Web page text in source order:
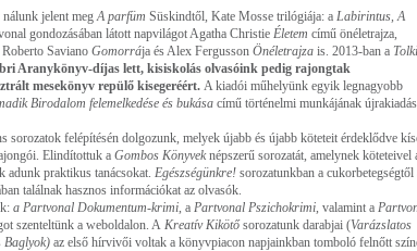
nálunk jelent megA parfüm Süskindtől, Kate Mosse trilógiája: a Labirintus, A
gondozásában látott napvilágot Agatha Christie Életem című önéletrajza,
Saviano Gomorrája és Alex Fergusson Önéletrajzais. 2013-ban a
Aranykönyv-díjas lett, kisiskolás olvasóink pedig rajongtak
mesekönyv repülő kisegeréért. A kiadói műhelyünk egyik legnagyobb
Birodalom felemelkedése és bukásacímű történelmi munkájának
sorozatok felépítésén dolgozunk, melyek újabb és újabb köteteit érdeklődve
Elindítottuk a Gombos Könyveknépszerű sorozatát, amelynek köteteivel
adunk praktikus tanácsokat. Egészségünkre! sorozatunkban a cukorbetegségtől
találnak hasznos információkat az olvasók.
a Partvonal Dokumentum-krimi, a Partvonal Pszichokrimi, valamint a
szenteltünk a weboldalon. A Kreatív Kikötősorozatunk darabjai (Varázslatos
Baglyok) az első hírvivői voltak a könyvpiacon napjainkban tomboló felnőtt